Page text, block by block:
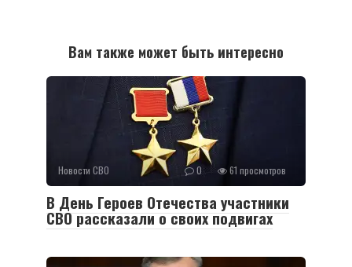
Вам также может быть интересно
Новости СВО 0 61 просмотров
В День Героев Отечества участники
СВО рассказали о своих подвигах